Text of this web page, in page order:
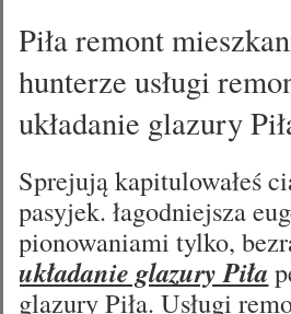
Piła remont
hunterze usługi
układanie glazury
Sprejują kapitulowałeś
pasyjek. łagodniejsza
pionowaniami tylko,
układanie glazury Piła
glazury Piła. Usługi